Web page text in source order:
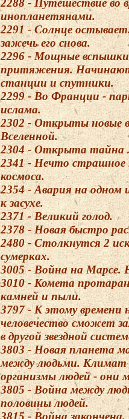
2288 - Путешествие во
инопланетянами.
2291 - Солнце
зажечь его снова.
2296 - Мощные вспышки
притяжения.
станции и спутники.
2299 - Во Франции -
ислама.
2302 - Открыты новые
Вселенной.
2304 - Открыта тайна
2341 - Нечто страшное
космоса.
2354 - Авария на одном
к засухе.
2371 - Великий голод.
2378 - Новая быстро
2480 - Столкнутся 2
сумерках.
3005 - Война на
3010 - Комета
камней и пыли.
3797 - К этому времени
человечество сможет
в другой звездной
3803 - Новая планета
между людьми. Климат
организмы людей - они
3805 - Война между
половины людей.
3815 - Война закончена.